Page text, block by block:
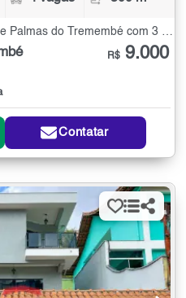
Sobrado para Alugar no Parque Palmas do Tremembé com 3 quartos - 300 m²
R$ 9.000
Contatar